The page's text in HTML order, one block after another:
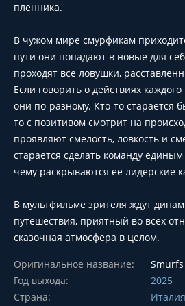
пленника.
В чужом мире смурфикам
пути они попадают в новые для
проходят все ловушки,
Если говорить о действиях каждого
они по-разному. Кто-то старается
то с позитивом смотрит на
проявляют смелость, ловкость и
старается сделать команду
чему раскрываются ее лидерские
В мультфильме зрителя ждут
путешествия, приятный во всех
сказочная атмосфера в целом.
Оригинальное название:
Smurfs
Год выхода:
2025
Страна:
Италия